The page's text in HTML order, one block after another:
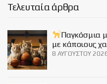
Τελευταία άρθρα
Παγκόσμια
με κάποιους
8 ΑΥΓΟΎΣΤΟΥ